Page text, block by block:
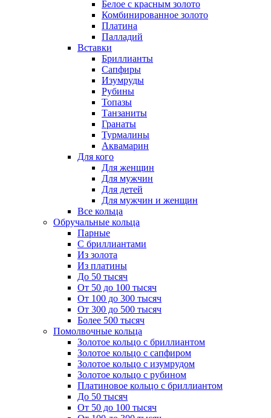
Белое с красным золото
Комбинированное золото
Платина
Палладий
Вставки
Бриллианты
Сапфиры
Изумруды
Рубины
Топазы
Танзаниты
Гранаты
Турмалины
Аквамарин
Для кого
Для женщин
Для мужчин
Для детей
Для мужчин и женщин
Все кольца
Обручальные кольца
Парные
С бриллиантами
Из золота
Из платины
До 50 тысяч
От 50 до 100 тысяч
От 100 до 300 тысяч
От 300 до 500 тысяч
Более 500 тысяч
Помолвочные кольца
Золотое кольцо с бриллиантом
Золотое кольцо с сапфиром
Золотое кольцо с изумрудом
Золотое кольцо с рубином
Платиновое кольцо с бриллиантом
До 50 тысяч
От 50 до 100 тысяч